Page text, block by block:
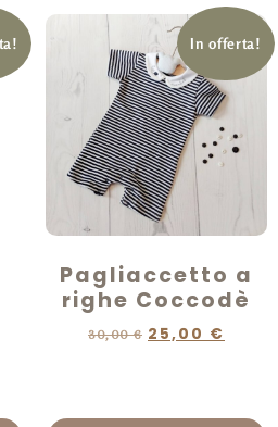
In offerta!
Pagliaccetto a
righe Coccodè
30,00€ 25,00 €